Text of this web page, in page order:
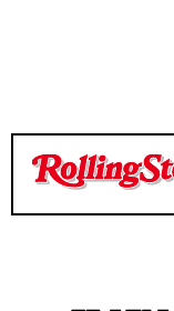
TEMPO DI
TEMPO DI